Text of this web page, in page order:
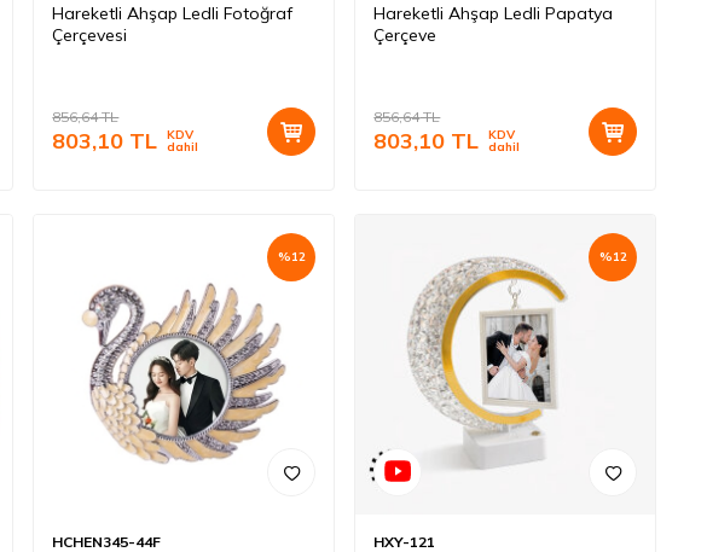
Hareketli Ahşap Ledli Fotoğraf
Çerçevesi
856,64TL
803,10 TL KDV
dahil
Hareketli Ahşap Ledli Papatya
Çerçeve
856,64TL
803,10 TL KDV
dahil
%12
HCHEN345-44F
%12
HXY-121